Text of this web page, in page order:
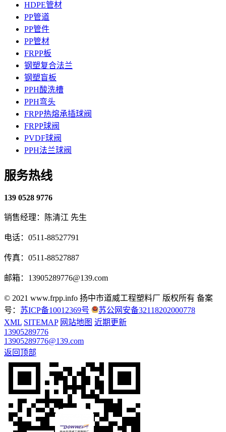
HDPE管材
PP管道
PP管件
PP管材
FRPP板
钢塑复合法兰
钢塑盲板
PPH酸洗槽
PPH弯头
FRPP热熔承插球阀
FRPP球阀
PVDF球阀
PPH法兰球阀
服务热线
139 0528 9776
销售经理：陈清江 先生
电话：0511-88527791
传真：0511-88527887
邮箱：13905289776@139.com
© 2021 www.frpp.info 扬中市道威工程塑料厂 版权所有 备案
号： 苏ICP备10012369号
苏公网安备32118202000778
XML SITEMAP 网站地图 近期更新
13905289776
13905289776@139.com
返回顶部